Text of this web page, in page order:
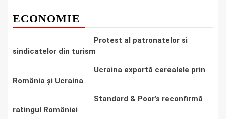
ECONOMIE
Protest al patronatelor si
sindicatelor din turism
Ucraina exportă cerealele prin
România și Ucraina
Standard & Poor’s reconfirmă
ratingul României